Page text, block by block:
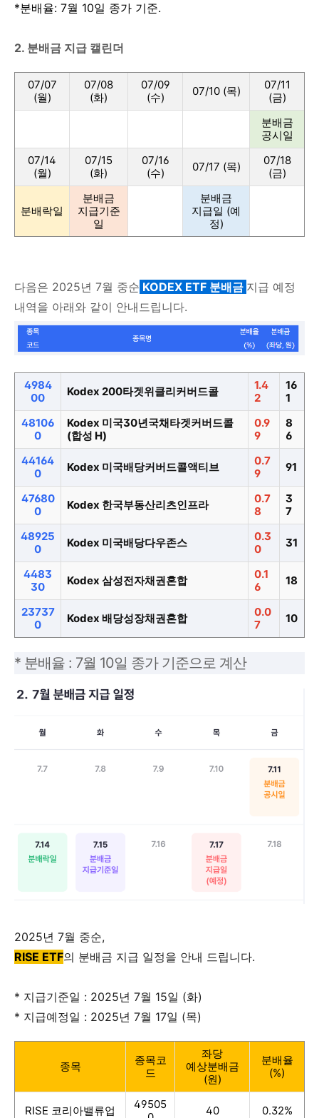
*분배율: 7월 10일 종가 기준.
2. 분배금 지급 캘린더
07/07
(월)
07/08
(화)
07/09
(수)
07/10 (목)
07/11
(금)
분배금
공시일
07/14
(월)
07/15
(화)
07/16
(수)
07/17 (목)
07/18
(금)
분배락일
분배금
지급기준
일
분배금
지급일 (예
정)
다음은 2025년 7월 중순 KODEX ETF 분배금 지급 예정
내역을 아래와 같이 안내드립니다.
4984
00
Kodex 200타겟위클리커버드콜
1.4
2
16
1
48106
0
Kodex 미국30년국채타겟커버드콜
(합성 H)
0.9
9
8
6
44164
0
Kodex 미국배당커버드콜액티브
0.7
9
91
47680
0
Kodex 한국부동산리츠인프라
0.7
8
3
7
48925
0
Kodex 미국배당다우존스
0.3
0
31
4483
30
Kodex 삼성전자채권혼합
0.1
6
18
23737
0
Kodex 배당성장채권혼합
0.0
7
10
* 분배율 : 7월 10일 종가 기준으로 계산
2025년 7월 중순,
RISE ETF의 분배금 지급 일정을 안내 드립니다.
* 지급기준일 : 2025년 7월 15일 (화)
* 지급예정일 : 2025년 7월 17일 (목)
종목
종목코
드
좌당
예상분배금
(원)
분배율
(%)
RISE 코리아밸류업
49505
40 0.32%